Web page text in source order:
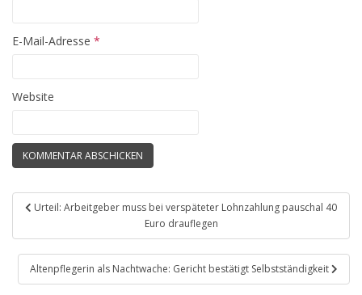
E-Mail-Adresse *
Website
Beitragsnavigation
Urteil: Arbeitgeber muss bei verspäteter Lohnzahlung pauschal 40
Euro drauflegen
Altenpflegerin als Nachtwache: Gericht bestätigt Selbstständigkeit